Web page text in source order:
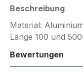
Beschreibung
Material:
Länge 100 und
Bewertungen